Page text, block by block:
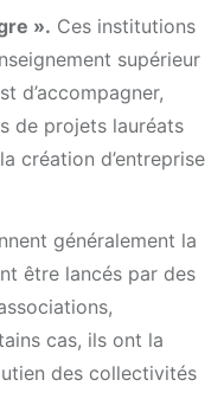
». Ces institutions
supérieur
d’accompagner,
de projets lauréats
création d’entreprise
généralement la
être lancés par des
cas, ils ont la
des collectivités